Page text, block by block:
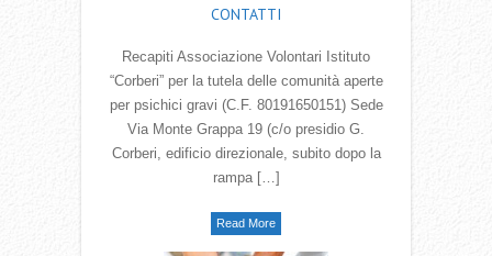
CONTATTI
Recapiti Associazione Volontari Istituto
“Corberi” per la tutela delle comunità aperte
per psichici gravi (C.F. 80191650151) Sede
Via Monte Grappa 19 (c/o presidio G.
Corberi, edificio direzionale, subito dopo la
rampa […]
Read More